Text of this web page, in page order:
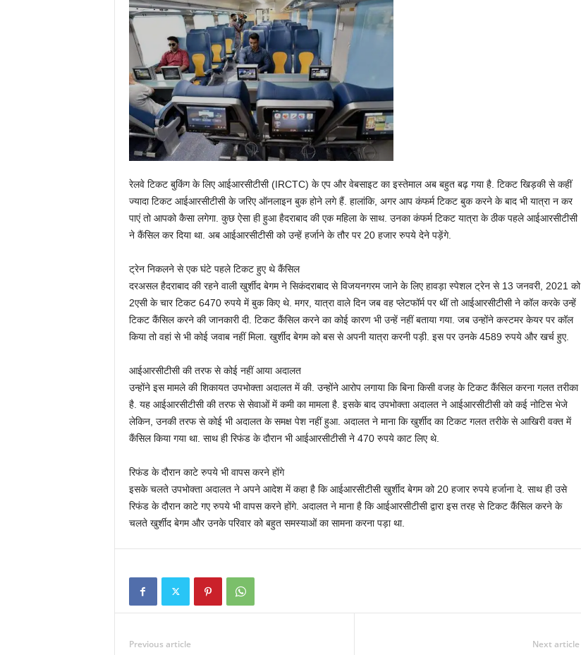
रेलवे टिकट बुकिंग के लिए आईआरसीटीसी (IRCTC) के एप और वेबसाइट का इस्तेमाल अब बहुत बढ़ गया है. टिकट खिड़की से कहीं
ज्यादा टिकट आईआरसीटीसी के जरिए ऑनलाइन बुक होने लगे हैं. हालांकि, अगर आप कंफर्म टिकट बुक करने के बाद भी यात्रा न कर
पाएं तो आपको कैसा लगेगा. कुछ ऐसा ही हुआ हैदराबाद की एक महिला के साथ. उनका कंफर्म टिकट यात्रा के ठीक पहले आईआरसीटीसी
ने कैंसिल कर दिया था. अब आईआरसीटीसी को उन्हें हर्जाने के तौर पर 20 हजार रुपये देने पड़ेंगे.
ट्रेन निकलने से एक घंटे पहले टिकट हुए थे कैंसिल
दरअसल हैदराबाद की रहने वाली खुर्शीद बेगम ने सिकंदराबाद से विजयनगरम जाने के लिए हावड़ा स्पेशल ट्रेन से 13 जनवरी, 2021 को
2एसी के चार टिकट 6470 रुपये में बुक किए थे. मगर, यात्रा वाले दिन जब वह प्लेटफॉर्म पर थीं तो आईआरसीटीसी ने कॉल करके उन्हें
टिकट कैंसिल करने की जानकारी दी. टिकट कैंसिल करने का कोई कारण भी उन्हें नहीं बताया गया. जब उन्होंने कस्टमर केयर पर कॉल
किया तो वहां से भी कोई जवाब नहीं मिला. खुर्शीद बेगम को बस से अपनी यात्रा करनी पड़ी. इस पर उनके 4589 रुपये और खर्च हुए.
आईआरसीटीसी की तरफ से कोई नहीं आया अदालत
उन्होंने इस मामले की शिकायत उपभोक्ता अदालत में की. उन्होंने आरोप लगाया कि बिना किसी वजह के टिकट कैंसिल करना गलत तरीका
है. यह आईआरसीटीसी की तरफ से सेवाओं में कमी का मामला है. इसके बाद उपभोक्ता अदालत ने आईआरसीटीसी को कई नोटिस भेजे
लेकिन, उनकी तरफ से कोई भी अदालत के समक्ष पेश नहीं हुआ. अदालत ने माना कि खुर्शीद का टिकट गलत तरीके से आखिरी वक्त में
कैंसिल किया गया था. साथ ही रिफंड के दौरान भी आईआरसीटीसी ने 470 रुपये काट लिए थे.
रिफंड के दौरान काटे रुपये भी वापस करने होंगे
इसके चलते उपभोक्ता अदालत ने अपने आदेश में कहा है कि आईआरसीटीसी खुर्शीद बेगम को 20 हजार रुपये हर्जाना दे. साथ ही उसे
रिफंड के दौरान काटे गए रुपये भी वापस करने होंगे. अदालत ने माना है कि आईआरसीटीसी द्वारा इस तरह से टिकट कैंसिल करने के
चलते खुर्शीद बेगम और उनके परिवार को बहुत समस्याओं का सामना करना पड़ा था.
Previous article Next article